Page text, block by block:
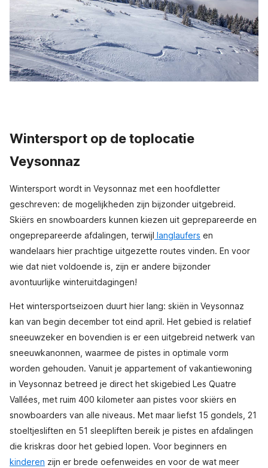
Wintersport op de toplocatie
Veysonnaz
Wintersport wordt in Veysonnaz met een hoofdletter
geschreven: de mogelijkheden zijn bijzonder uitgebreid.
Skiërs en snowboarders kunnen kiezen uit geprepareerde en
ongeprepareerde afdalingen, terwijl langlaufers en
wandelaars hier prachtige uitgezette routes vinden. En voor
wie dat niet voldoende is, zijn er andere bijzonder
avontuurlijke winteruitdagingen!
Het wintersportseizoen duurt hier lang: skiën in Veysonnaz
kan van begin december tot eind april. Het gebied is relatief
sneeuwzeker en bovendien is er een uitgebreid netwerk van
sneeuwkanonnen, waarmee de pistes in optimale vorm
worden gehouden. Vanuit je appartement of vakantiewoning
in Veysonnaz betreed je direct het skigebied Les Quatre
Vallées, met ruim 400 kilometer aan pistes voor skiërs en
snowboarders van alle niveaus. Met maar liefst 15 gondels, 21
stoeltjesliften en 51 sleepliften bereik je pistes en afdalingen
die kriskras door het gebied lopen. Voor beginners en
kinderen zijn er brede oefenweides en voor de wat meer